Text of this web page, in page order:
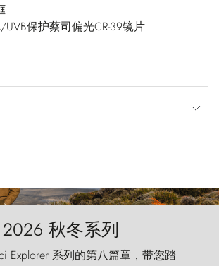
UVB保护蔡司偏光CR-39镜片
2026 秋冬系列
Explorer 系列的第八篇章，带您踏